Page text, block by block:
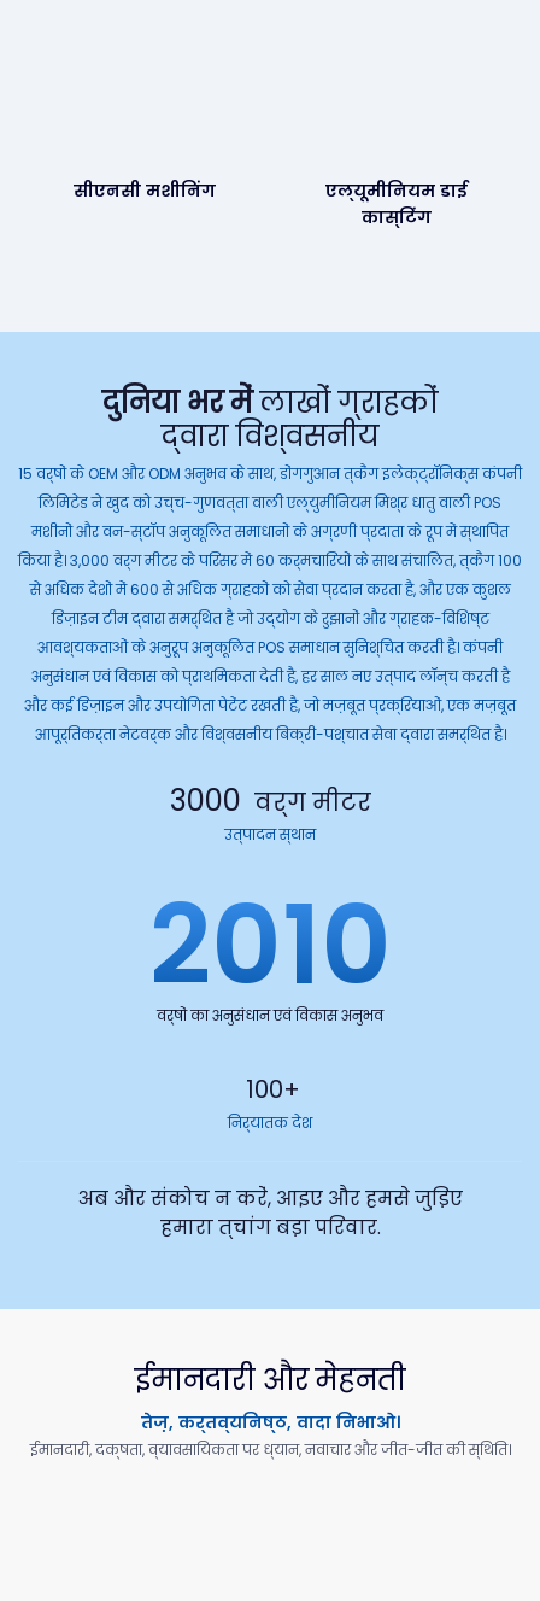
सीएनसी मशीनिंग
एल्यूमीनियम डाई
कास्टिंग
दुनिया भर मेंलाखों ग्राहकों
द्वारा विश्वसनीय
15 वर्षों के OEM और ODM अनुभव के साथ, डोंगगुआन त्कैंग इलेक्ट्रॉनिक्स कंपनी
लिमिटेड ने खुद को उच्च-गुणवत्ता वाली एल्युमीनियम मिश्र धातु वाली POS
मशीनों और वन-स्टॉप अनुकूलित समाधानों के अग्रणी प्रदाता के रूप में स्थापित
किया है।3,000 वर्ग मीटर के परिसर में 60 कर्मचारियों के साथ संचालित, त्कैंग 100
से अधिक देशों में 600 से अधिक ग्राहकों को सेवा प्रदान करता है, और एक कुशल
डिज़ाइन टीम द्वारा समर्थित है जो उद्योग के रुझानों और ग्राहक-विशिष्ट
आवश्यकताओं के अनुरूप अनुकूलित POS समाधान सुनिश्चित करती है।कंपनी
अनुसंधान एवं विकास को प्राथमिकता देती है, हर साल नए उत्पाद लॉन्च करती है
और कई डिज़ाइन और उपयोगिता पेटेंट रखती है, जो मज़बूत प्रक्रियाओं, एक मज़बूत
आपूर्तिकर्ता नेटवर्क और विश्वसनीय बिक्री-पश्चात सेवा द्वारा समर्थित है।
3000 वर्ग मीटर
उत्पादन स्थान
2010
वर्षों का अनुसंधान एवं विकास अनुभव
100+
निर्यातक देश
अब और संकोच न करें, आइए और हमसे जुड़िए
हमारा त्चांग बड़ा परिवार.
ईमानदारी और मेहनती
तेज़, कर्तव्यनिष्ठ, वादा निभाओ।
ईमानदारी, दक्षता, व्यावसायिकता पर ध्यान, नवाचार और जीत-जीत की स्थिति।